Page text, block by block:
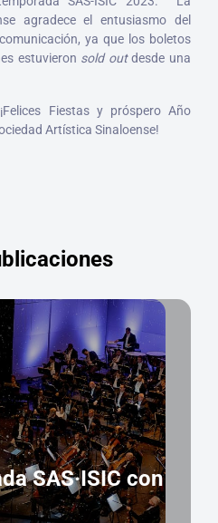
agradece el entusiasmo del
ya que los boletos
estuvieron sold outdesde una
Fiestas y próspero Año
Artística Sinaloense!
SAS·ISIC con